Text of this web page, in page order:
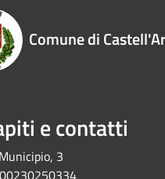
Comune di
e contatti
3